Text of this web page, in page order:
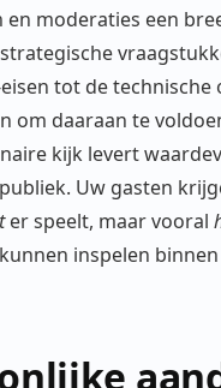
en moderaties een
tot de technische
om daaraan te
kijk levert
Uw gasten
er speelt, maar vooral
inspelen